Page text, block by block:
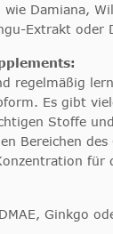
wie Damiana,
Extrakt oder
regelmäßig
Es gibt
Stoffe
Bereichen
für
Ginkgo